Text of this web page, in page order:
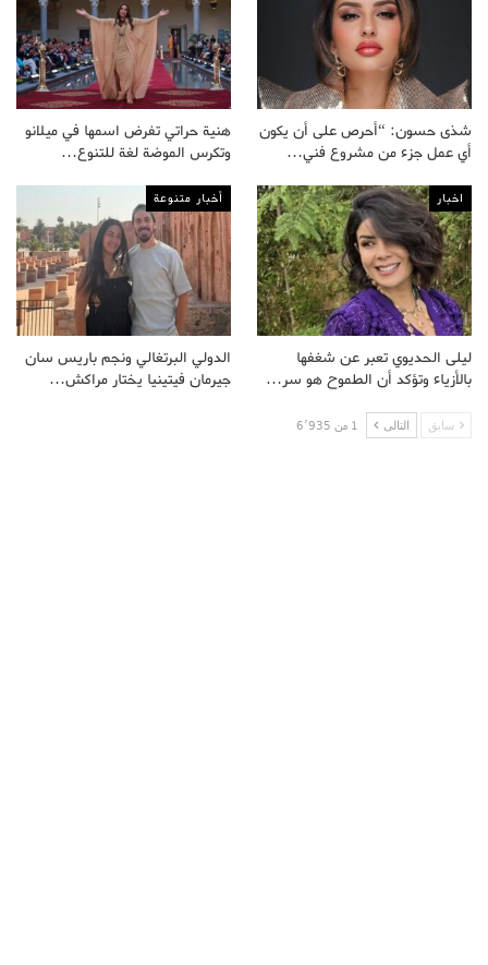
شذى حسون: “أحرص على أن يكون
أي عمل جزء من مشروع فني…
هنية حراتي تفرض اسمها في ميلانو
وتكرس الموضة لغة للتنوع…
اخبار
ليلى الحديوي تعبر عن شغفها
بالأزياء وتؤكد أن الطموح هو سر…
أخبار متنوعة
الدولي البرتغالي ونجم باريس سان
جيرمان فيتينيا يختار مراكش…
سابق التالى 1 من 6٬935